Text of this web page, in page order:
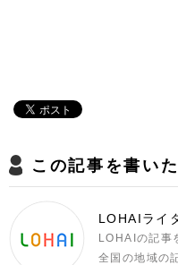
この記事を書い
LOHAIライ
LOHAIの記事
全国の地域の